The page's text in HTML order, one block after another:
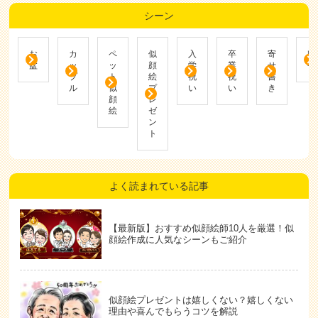
シーン
お
盆
カ
ッ
プ
ル
ペ
ッ
ト
似
顔
絵
似
顔
絵
プ
レ
ゼ
ン
ト
入
学
祝
い
卒
業
祝
い
寄
せ
書
き
帰
省
よく読まれている記事
【最新版】おすすめ似顔絵師10人を厳選！似
顔絵作成に人気なシーンもご紹介
似顔絵プレゼントは嬉しくない？嬉しくない
理由や喜んでもらうコツを解説